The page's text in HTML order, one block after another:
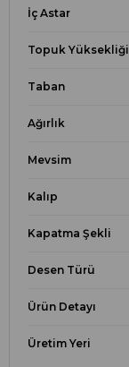
İç Astar
Topuk Yüksekliği
Taban
Ağırlık
Mevsim
Kalıp
Kapatma Şekli
Desen Türü
Ürün Detayı
Üretim Yeri